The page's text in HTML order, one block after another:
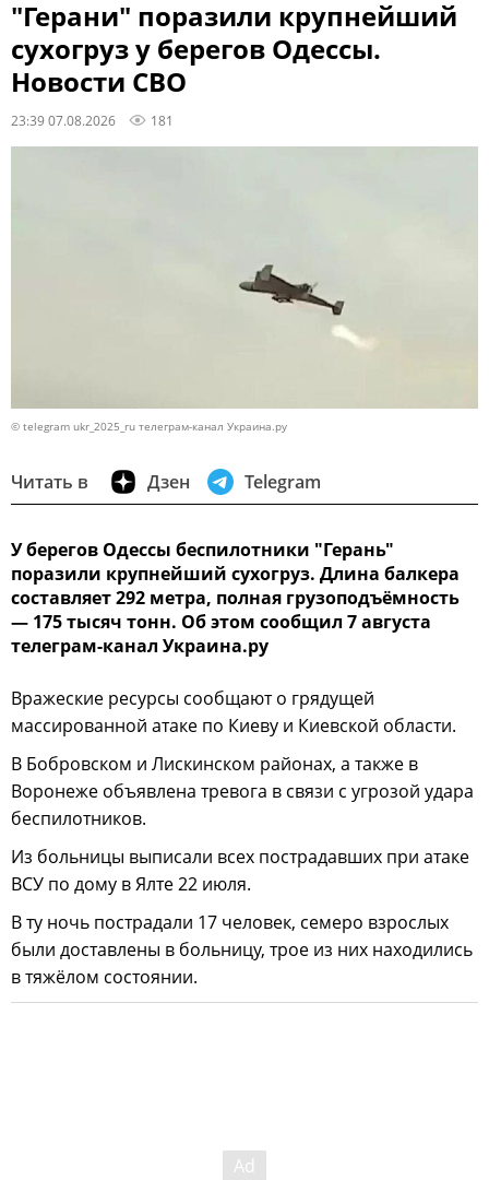
"Герани" поразили крупнейший
сухогруз у берегов Одессы.
Новости СВО
23:39 07.08.2026 181
© telegram ukr_2025_ru телеграм-канал Украина.ру
Читать в Дзен Telegram
У берегов Одессы беспилотники "Герань"
поразили крупнейший сухогруз. Длина балкера
составляет 292 метра, полная грузоподъёмность
— 175 тысяч тонн. Об этом сообщил 7 августа
телеграм-канал Украина.ру
Вражеские ресурсы сообщают о грядущей
массированной атаке по Киеву и Киевской области.
В Бобровском и Лискинском районах, а также в
Воронеже объявлена тревога в связи с угрозой удара
беспилотников.
Из больницы выписали всех пострадавших при атаке
ВСУ по дому в Ялте 22 июля.
В ту ночь пострадали 17 человек, семеро взрослых
были доставлены в больницу, трое из них находились
в тяжёлом состоянии.